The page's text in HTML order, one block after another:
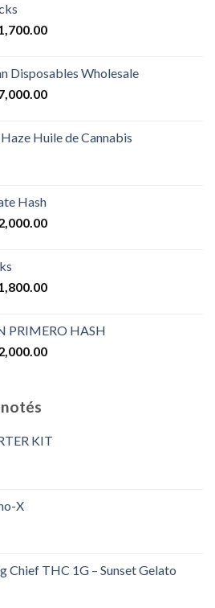
Plage
€400.00
à
Disposables Wholesale
Plage
€350.00
Huile de Cannabis
Hash
Plage
àPlage
€300.00
à
PRIMERO HASH
Plage
€2,000.00
KIT
X
Chief THC 1G – Sunset Gelato